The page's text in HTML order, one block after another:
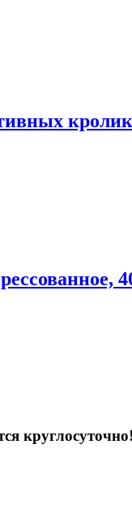
круглосуточно!